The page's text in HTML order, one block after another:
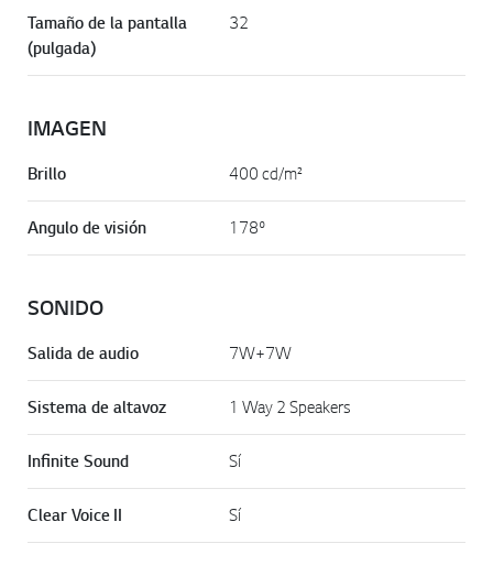
Tamaño de la pantalla
(pulgada)
32
IMAGEN
Brillo 400 cd/m²
Angulo de visión 178º
SONIDO
Salida de audio 7W+7W
Sistema de altavoz 1 Way 2 Speakers
Infinite Sound Sí
Clear Voice II Sí